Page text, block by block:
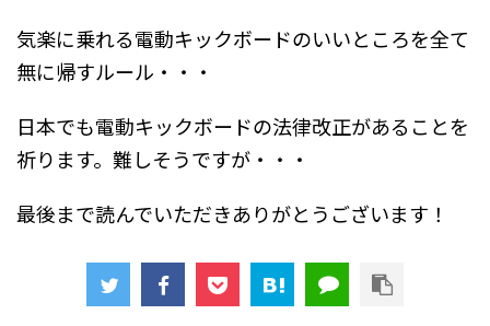
気楽に乗れる電動キックボードのいいところを全て
無に帰すルール・・・
日本でも電動キックボードの法律改正があることを
祈ります。難しそうですが・・・
最後まで読んでいただきありがとうございます！